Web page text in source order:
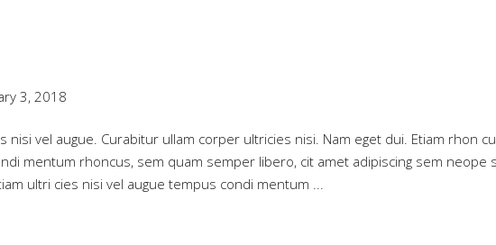
3, 2018
nisi vel augue. Curabitur ullam corper ultricies nisi. Nam eget dui. Etiam rhon
mentum rhoncus, sem quam semper libero, cit amet adipiscing sem neope
ultri cies nisi vel augue tempus condi mentum